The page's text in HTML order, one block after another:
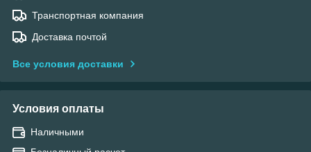
Транспортная компания
Доставка почтой
Все условия доставки
Условия оплаты
Наличными